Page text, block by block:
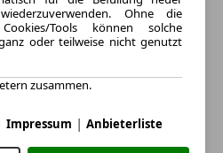
Ohne die
Tools können solche
oder teilweise nicht genutzt
zusammen.
Impressum | Anbieterliste